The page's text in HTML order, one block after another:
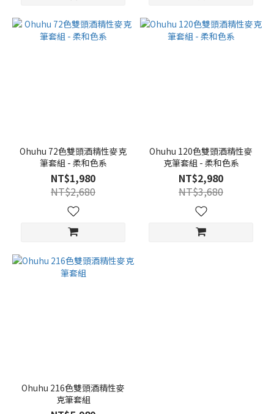
Ohuhu 72色雙頭酒精性麥克
筆套組 - 柔和色系
NT$1,980
NT$2,680
Ohuhu 120色雙頭酒精性麥
克筆套組 - 柔和色系
NT$2,980
NT$3,680
Ohuhu 216色雙頭酒精性麥
克筆套組